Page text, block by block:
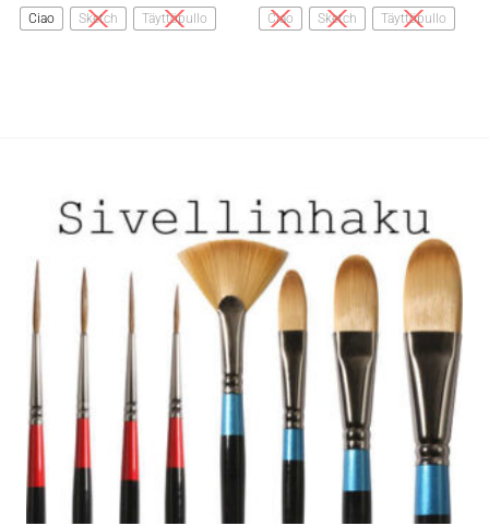
tuotteella
on
Ciao Sketch Täyttöpullo
tuotteella
on
Ciao Sketch Täyttöpullo